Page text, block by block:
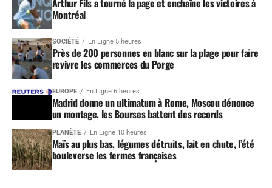
Montréal
SOCIÉTÉ En Ligne 5 heures
Près de 200 personnes en blanc sur la plage pour faire
revivre les commerces du Porge
EUROPE En Ligne 6 heures
Madrid donne un ultimatum à Rome, Moscou dénonce
un montage, les Bourses battent des records
PLANÈTE En Ligne 10 heures
Maïs au plus bas, légumes détruits, lait en chute, l’été
bouleverse les fermes françaises